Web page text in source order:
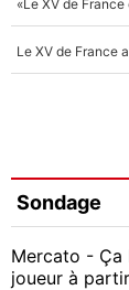
Sondage
Mercato - Ça
joueur à